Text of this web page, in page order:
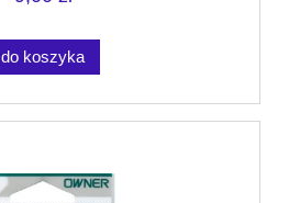
do koszyka